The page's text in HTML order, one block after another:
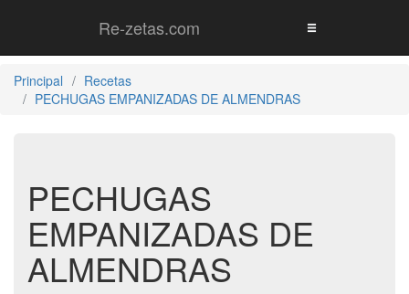
Re-zetas.com
Principal
Recetas
PECHUGAS EMPANIZADAS DE ALMENDRAS
PECHUGAS
EMPANIZADAS DE
ALMENDRAS